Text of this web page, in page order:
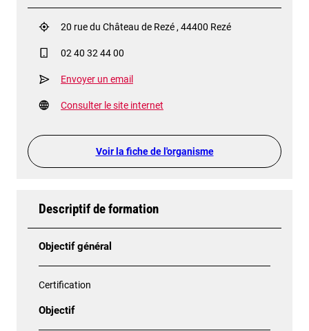
20 rue du Château de Rezé , 44400 Rezé
02 40 32 44 00
Envoyer un email
Consulter le site internet
Voir la fiche de l'organisme
Descriptif de formation
Objectif général
Certification
Objectif